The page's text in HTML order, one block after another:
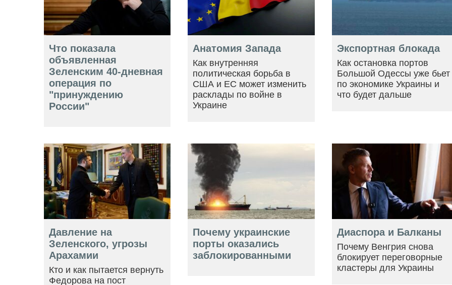
Что показала
объявленная
Зеленским 40-дневная
операция по
"принуждению
России"
Анатомия Запада
Как внутренняя
политическая борьба в
США и ЕС может изменить
расклады по войне в
Украине
Экспортная блокада
Как остановка портов
Большой Одессы уже бьет
по экономике Украины и
что будет дальше
Давление на
Зеленского, угрозы
Арахамии
Кто и как пытается вернуть
Федорова на пост
Почему украинские
порты оказались
заблокированными
Диаспора и Балканы
Почему Венгрия снова
блокирует переговорные
кластеры для Украины